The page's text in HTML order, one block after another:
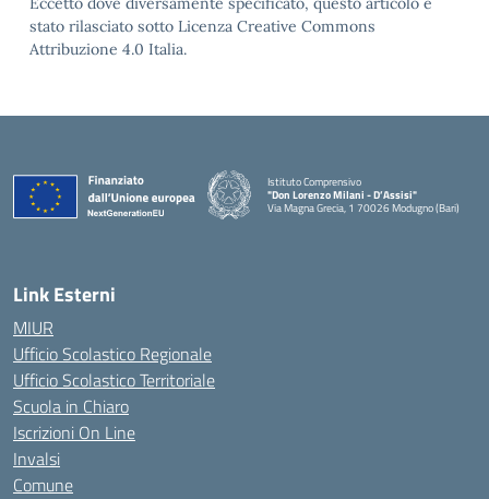
stato rilasciato sotto Licenza Creative Commons
Attribuzione 4.0 Italia.
Istituto Comprensivo
"Don Lorenzo Milani - D’Assisi"
Via Magna Grecia, 1 70026 Modugno (Bari)
— Visita la pagina iniziale della scuola
Link Esterni
MIUR
Ufficio Scolastico Regionale
Ufficio Scolastico Territoriale
Scuola in Chiaro
Iscrizioni On Line
Invalsi
Comune